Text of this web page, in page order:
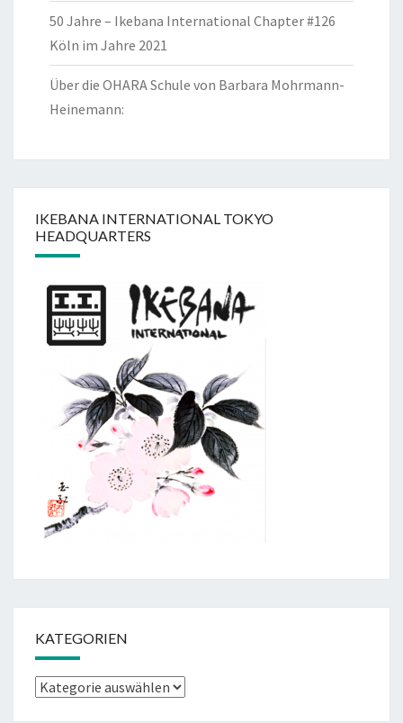
50 Jahre – Ikebana International Chapter #126
Köln im Jahre 2021
Über die OHARA Schule von Barbara Mohrmann-
Heinemann:
IKEBANA INTERNATIONAL TOKYO
HEADQUARTERS
KATEGORIEN
Kategorien